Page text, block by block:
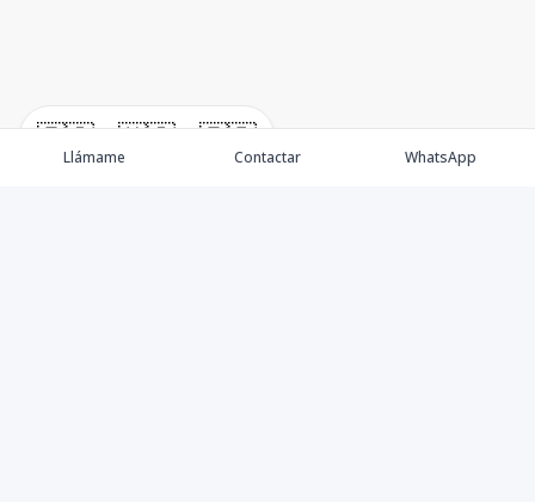
🇪🇸 🇺🇸 🇫🇷
Llámame Contactar WhatsApp